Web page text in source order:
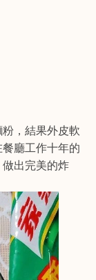
，結果外皮軟
廳工作十年的
出完美的炸